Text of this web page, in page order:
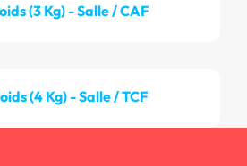
(3 Kg) - Salle / CAF
(4 Kg) - Salle / TCF